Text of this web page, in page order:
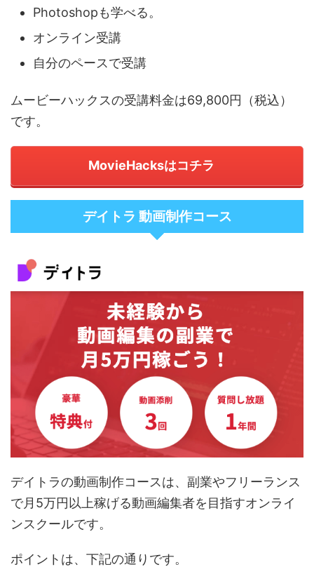
Photoshopも学べる。
オンライン受講
自分のペースで受講
ムービーハックスの受講料金は69,800円（税込）
です。
MovieHacksはコチラ
デイトラ 動画制作コース
デイトラの動画制作コースは、副業やフリーランス
で月5万円以上稼げる動画編集者を目指すオンライ
ンスクールです。
ポイントは、下記の通りです。